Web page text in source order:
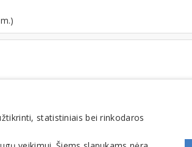
saugomos. Telefonas +370 6900 1551 . El. paštas
statistiniais bei rinkodaros